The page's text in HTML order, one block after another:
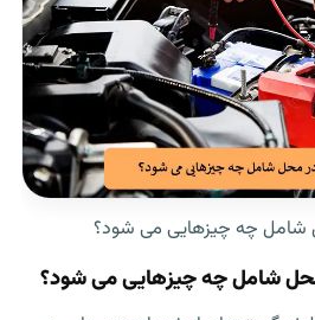
شامل چه چیزهایی می شود؟
شامل چه چیزهایی می شود؟